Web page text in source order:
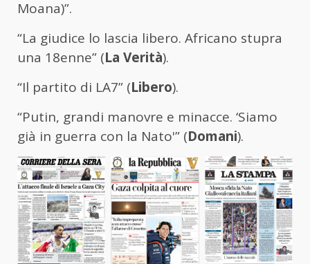
Moana)”.
“La giudice lo lascia libero. Africano stupra
una 18enne” (La Verità).
“Il partito di LA7” (Libero).
“Putin, grandi manovre e minacce. ‘Siamo
già in guerra con la Nato'” (Domani).